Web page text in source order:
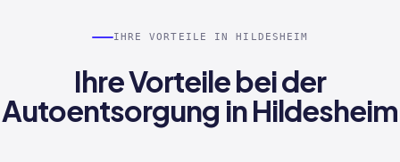
IHRE VORTEILE IN HILDESHEIM
Ihre Vorteile bei der
Autoentsorgung in Hildesheim